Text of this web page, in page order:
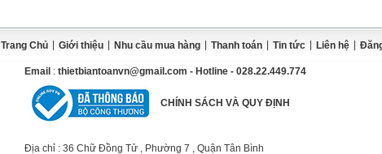
Trang Chủ Giới thiệu Nhu cầu mua hàng Thanh toán Tin tức Liên hệ
Email : thietbiantoanvn@gmail.com - Hotline - 028.22.449.774
CHÍNH SÁCH VÀ QUY ĐỊNH
Địa chỉ : 36 Chữ Đồng Tử , Phường 7 , Quận Tân Bình